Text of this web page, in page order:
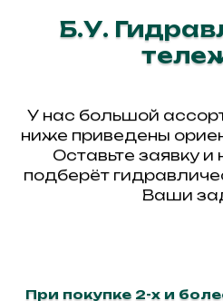
Б.У.
У нас большой
ниже приведены
Оставьте заявку
подберёт
Ваши
При покупке 2-х и